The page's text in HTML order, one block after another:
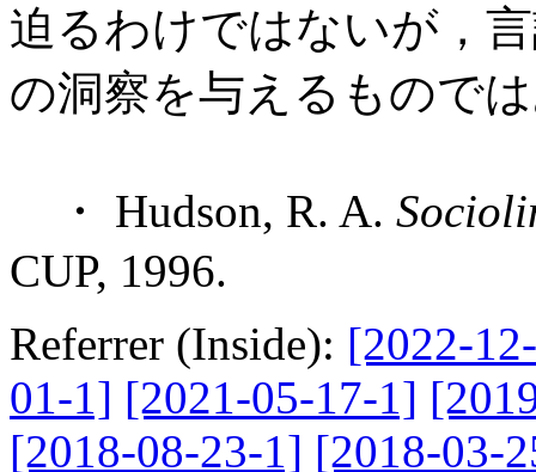
迫るわけではないが，
の洞察を与えるもので
・ Hudson, R. A.
CUP, 1996.
Referrer (Inside): [2022-
01-1] [2021-05-17-1]
[2018-08-23-1] [2018-03-